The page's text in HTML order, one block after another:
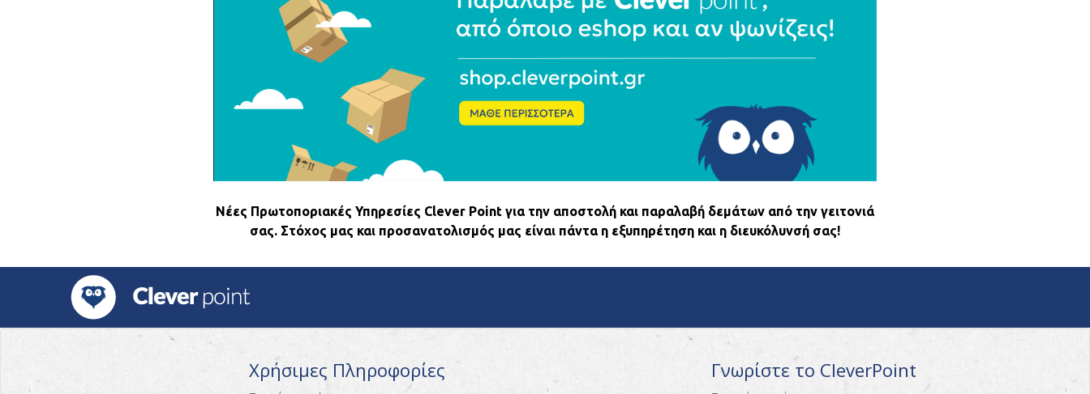
Νέες Πρωτοποριακές Υπηρεσίες Clever Point για την αποστολή και παραλαβή δεμάτων από την γειτονιά
σας. Στόχος μας και προσανατολισμός μας είναι πάντα η εξυπηρέτηση και η διευκόλυνσή σας!
Χρήσιμες Πληροφορίες Γνωρίστε το CleverPoint